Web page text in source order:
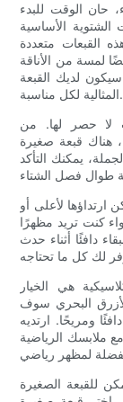
حان الوقت للبدء
الشتوية الأساسية
القبعات متعددة
لمسة من الأناقة
لديك القبعة
المثالية لكل مناسبة.
لا حصر لها. من
هناك قبعة صغيرة
يمكنك التأكد
ارتداؤها لأعلى أو
كنت تريد مظهرًا
دافئًا أثناء حدث
هي الخيار
البحري سوف
ومريحًا. ارتديه
ملابسك الرياضية
للقبعة الصغيرة